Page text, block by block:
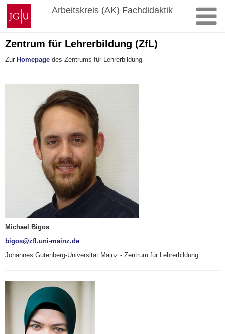
Zum
Inhalt
springen
Johannes
Gutenberg-
Universität
Mainz
Arbeitskreis (AK) Fachdidaktik
Zentrum für Lehrerbildung (ZfL)
Zur Homepage des Zentrums für Lehrerbildung
Michael Bigos
bigos@zfl.uni-mainz.de
Johannes Gutenberg-Universität Mainz - Zentrum für Lehrerbildung